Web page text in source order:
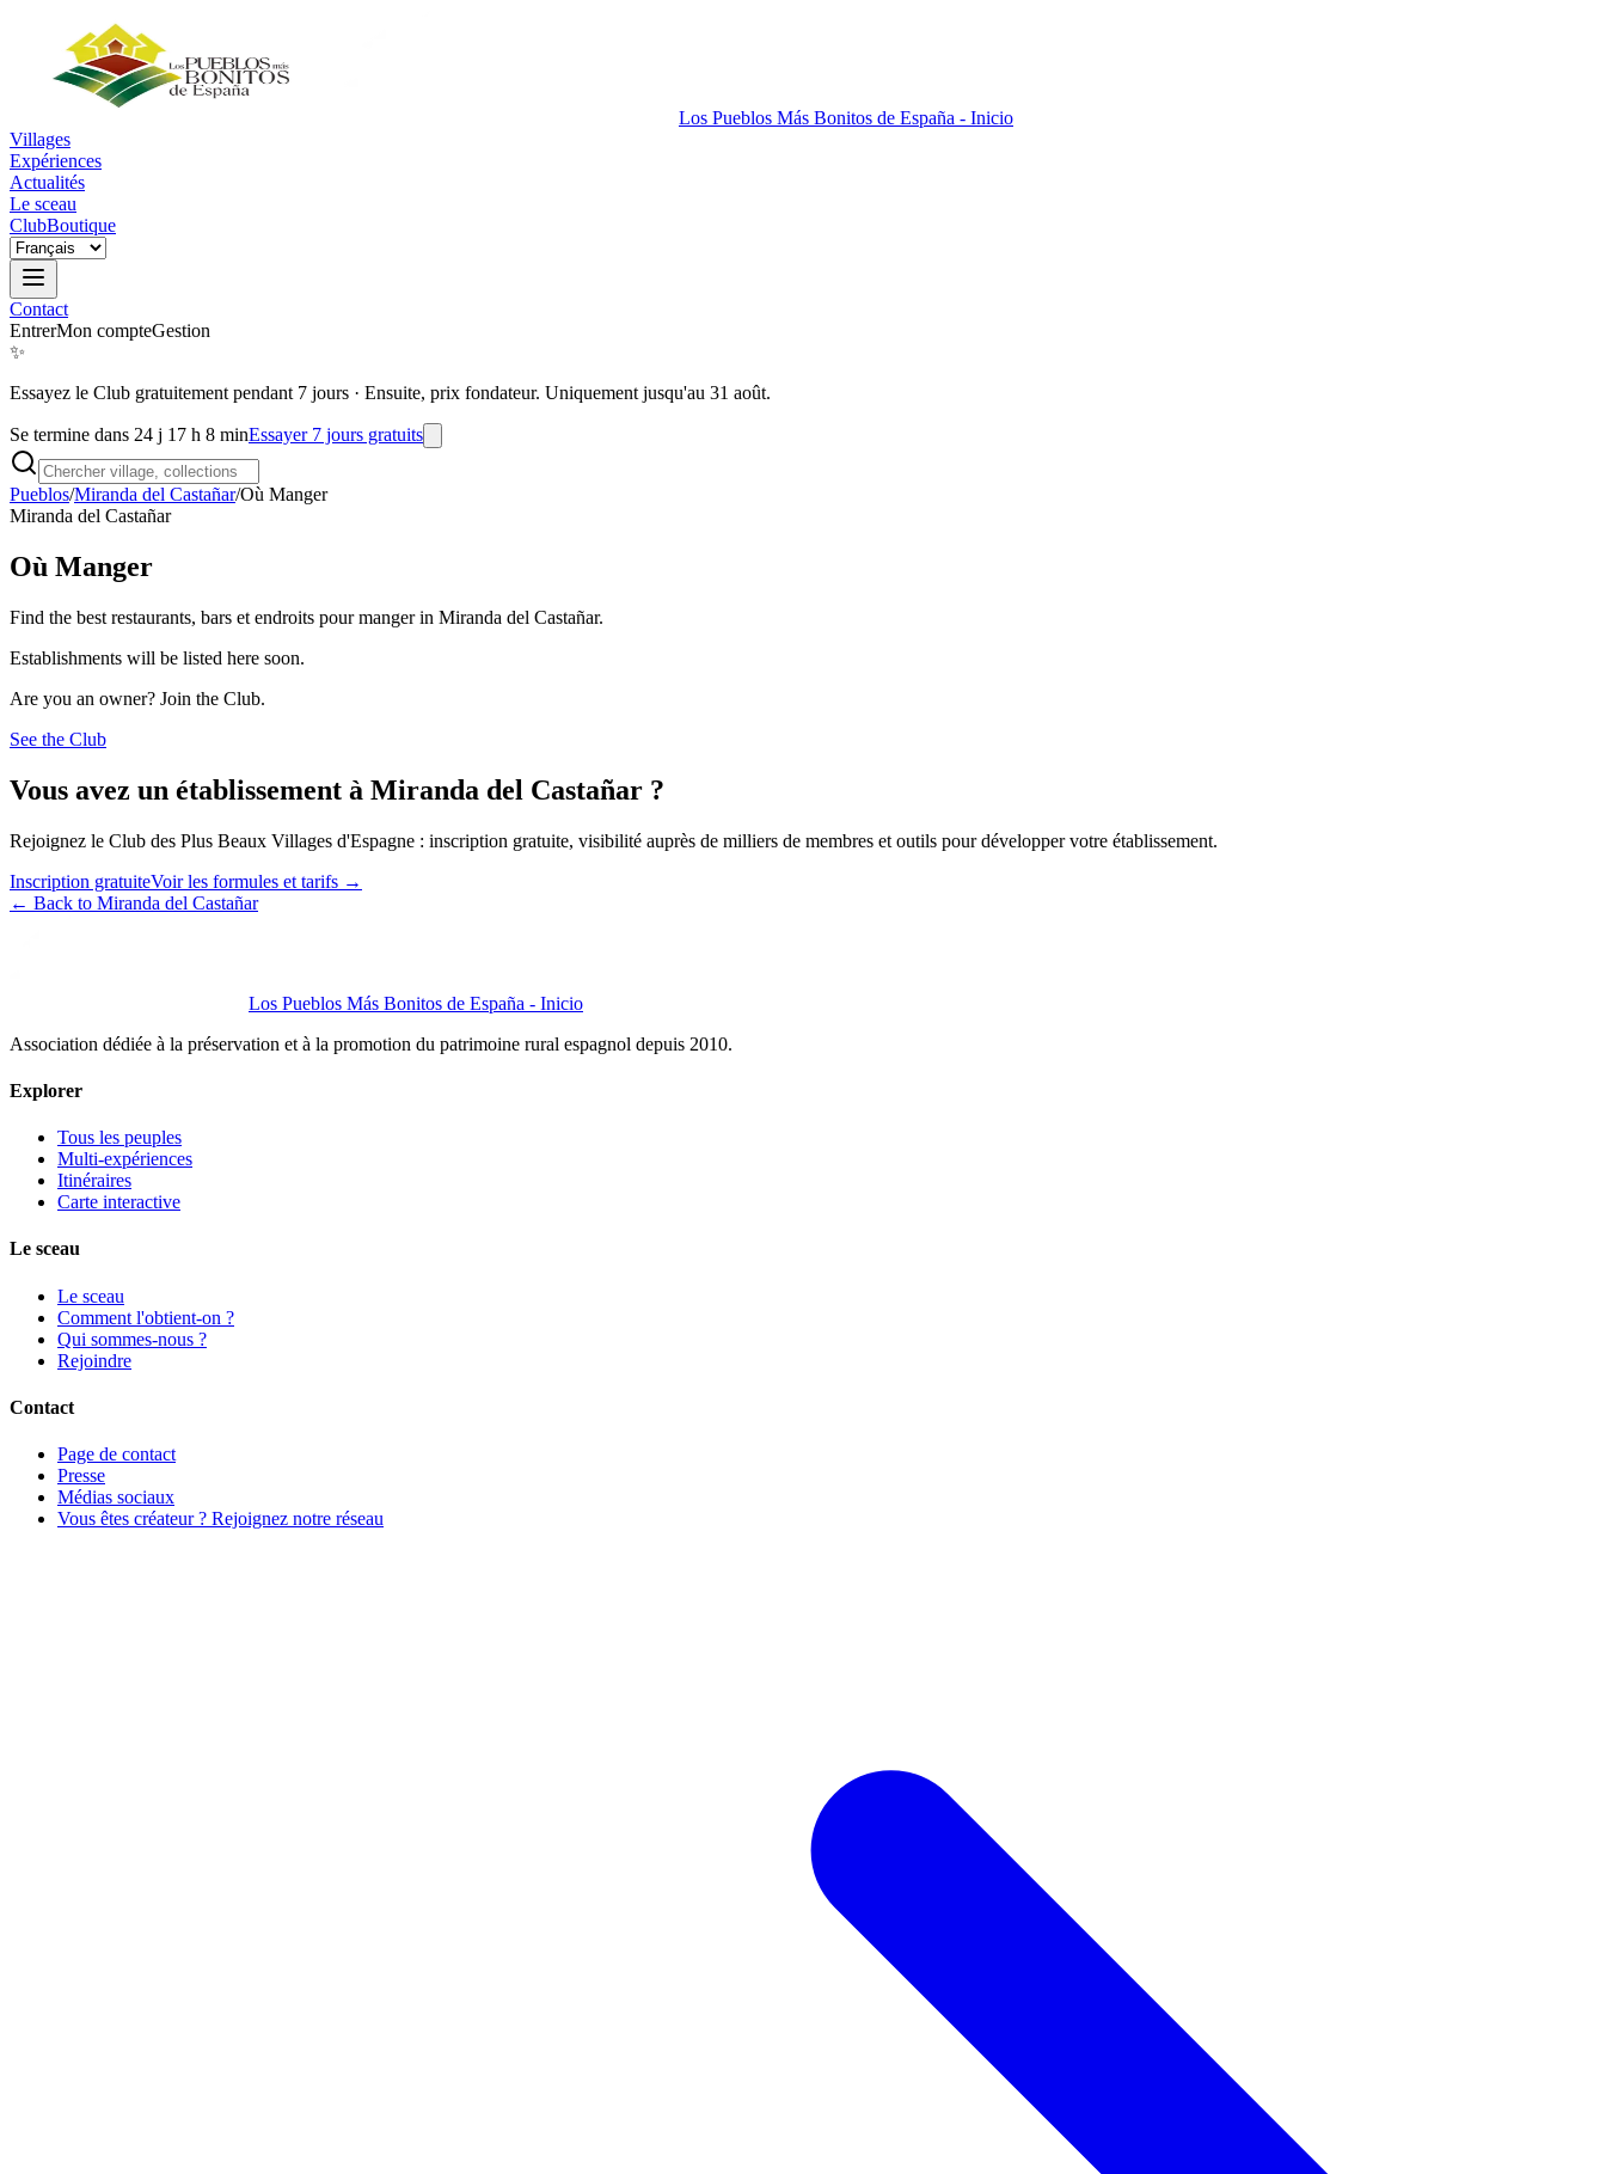
Los Pueblos Más Bonitos de España - Inicio
Villages
Expériences
Actualités
Le sceau
ClubBoutique
Contact
EntrerMon compteGestion
✨
Essayez le Club gratuitement pendant 7 jours · Ensuite, prix fondateur. Uniquement jusqu'au 31 août.
Se termine dans 24 j 17 h 8 minEssayer 7 jours gratuits
Pueblos/Miranda del Castañar/Où Manger
Miranda del Castañar
Où Manger
Find the best restaurants, bars et endroits pour manger in Miranda del Castañar.
Establishments will be listed here soon.
Are you an owner? Join the Club.
See the Club
Vous avez un établissement à Miranda del Castañar ?
Rejoignez le Club des Plus Beaux Villages d'Espagne : inscription gratuite, visibilité auprès de milliers de membres et outils pour développer votre établissement.
Inscription gratuiteVoir les formules et tarifs →
← Back to Miranda del Castañar
Los Pueblos Más Bonitos de España - Inicio
Association dédiée à la préservation et à la promotion du patrimoine rural espagnol depuis 2010.
Explorer
Tous les peuples
Multi-expériences
Itinéraires
Carte interactive
Le sceau
Le sceau
Comment l'obtient-on ?
Qui sommes-nous ?
Rejoindre
Contact
Page de contact
Presse
Médias sociaux
Vous êtes créateur ? Rejoignez notre réseau